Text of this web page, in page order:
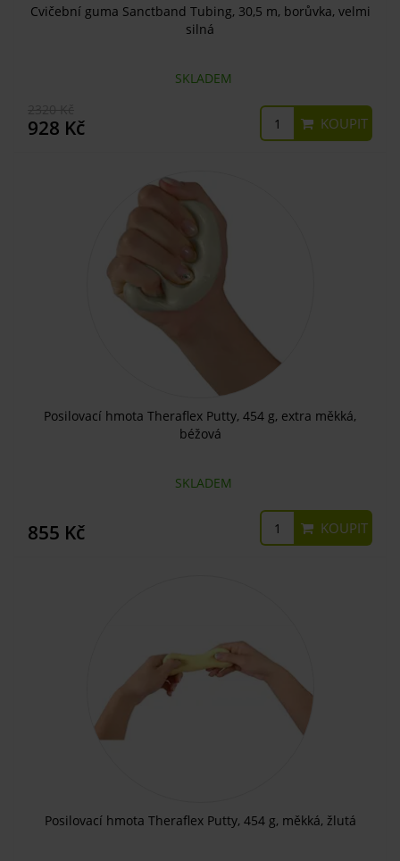
Cvičební guma Sanctband Tubing, 30,5 m, borůvka, velmi
silná
SKLADEM
928 Kč KOUPIT
Posilovací hmota Theraflex Putty, 454 g, extra měkká,
béžová
SKLADEM
855 Kč KOUPIT
Posilovací hmota Theraflex Putty, 454 g, měkká, žlutá